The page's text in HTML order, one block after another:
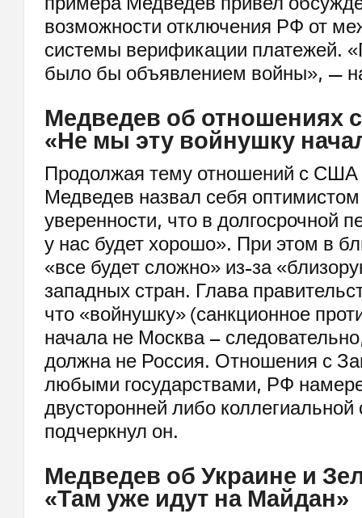
возможности отключения РФ от
системы верификации платежей.
было бы объявлением войны», —
Медведев об отношениях
«Не мы эту войнушку
Продолжая тему отношений с США
Медведев назвал себя
уверенности, что в долгосрочной
у нас будет хорошо». При этом в
«все будет сложно» из-за
западных стран. Глава
что «войнушку» (санкционное
начала не Москва –
должна не Россия. Отношения с
любыми государствами, РФ
двусторонней либо коллегиальной
подчеркнул он.
Медведев об Украине и
«Там уже идут на Майдан»